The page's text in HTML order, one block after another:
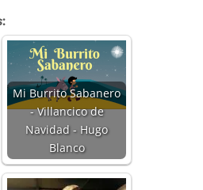
Mi Burrito Sabanero
- Villancico de
Navidad - Hugo
Blanco